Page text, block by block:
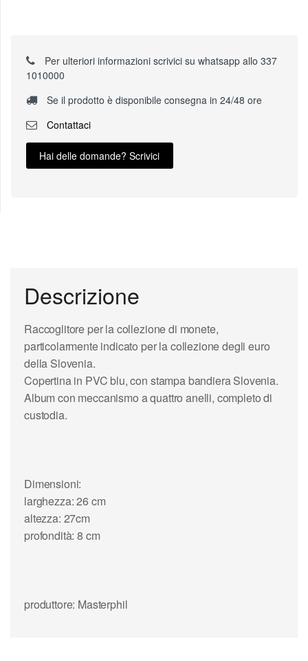
Per ulteriori informazioni scrivici su whatsapp allo 337
1010000
Se il prodotto è disponibile consegna in 24/48 ore
Contattaci
Hai delle domande? Scrivici
Descrizione
Raccoglitore per la collezione di monete,
particolarmente indicato per la collezione degli euro
della Slovenia.
Copertina in PVC blu, con stampa bandiera Slovenia.
Album con meccanismo a quattro anelli, completo di
custodia.
Dimensioni:
larghezza: 26 cm
altezza: 27cm
profondità: 8 cm
produttore: Masterphil